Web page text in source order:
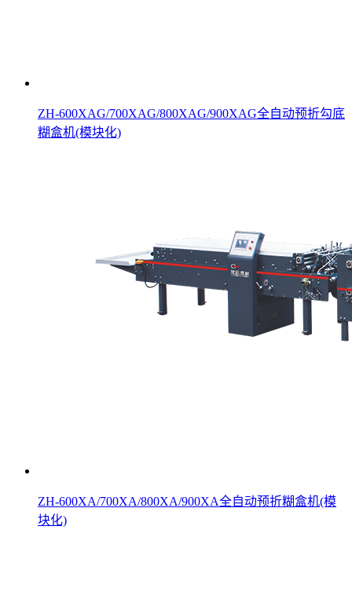
ZH-600XAG/700XAG/800XAG/900XAG全自动预折勾底
糊盒机(模块化)
ZH-600XA/700XA/800XA/900XA全自动预折糊盒机(模
块化)